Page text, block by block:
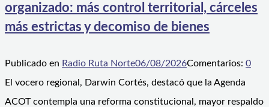
organizado: más control territorial, cárceles
más estrictas y decomiso de bienes
Publicado en Radio Ruta Norte06/08/2026Comentarios: 0
El vocero regional, Darwin Cortés, destacó que la Agenda
ACOT contempla una reforma constitucional, mayor respaldo